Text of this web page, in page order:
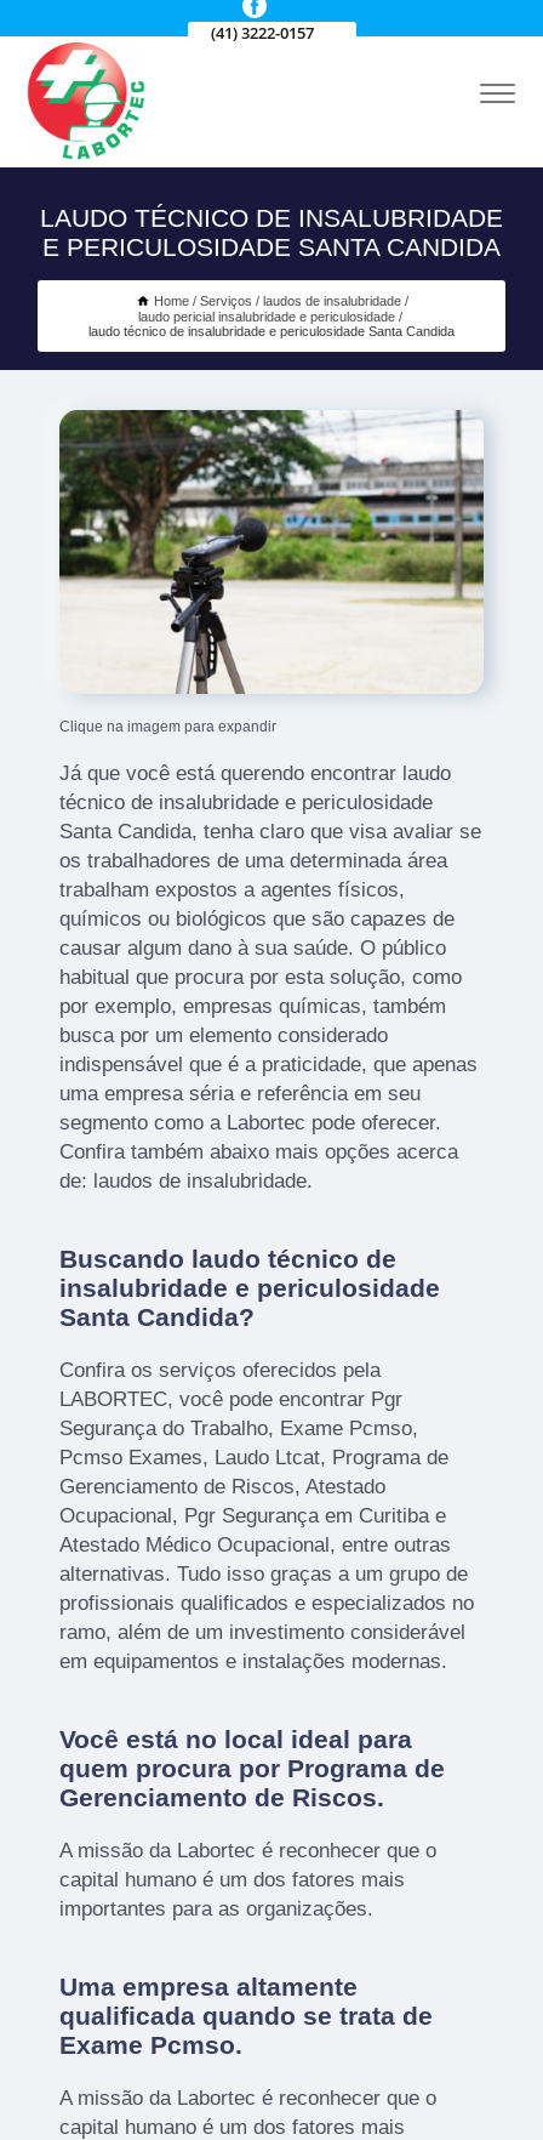
(41) 3222-0157
LAUDO TÉCNICO DE INSALUBRIDADE
E PERICULOSIDADE SANTA CANDIDA
Home Serviços
laudos de insalubridade
laudo pericial insalubridade e periculosidade
laudo técnico de insalubridade e periculosidade Santa Candida
Clique na imagem para expandir
Já que você está querendo encontrar laudo
técnico de insalubridade e periculosidade
Santa Candida, tenha claro que visa avaliar se
os trabalhadores de uma determinada área
trabalham expostos a agentes físicos,
químicos ou biológicos que são capazes de
causar algum dano à sua saúde. O público
habitual que procura por esta solução, como
por exemplo, empresas químicas, também
busca por um elemento considerado
indispensável que é a praticidade, que apenas
uma empresa séria e referência em seu
segmento como a Labortec pode oferecer.
Confira também abaixo mais opções acerca
de: laudos de insalubridade.
Buscando laudo técnico de
insalubridade e periculosidade
Santa Candida?
Confira os serviços oferecidos pela
LABORTEC, você pode encontrar Pgr
Segurança do Trabalho, Exame Pcmso,
Pcmso Exames, Laudo Ltcat, Programa de
Gerenciamento de Riscos, Atestado
Ocupacional, Pgr Segurança em Curitiba e
Atestado Médico Ocupacional, entre outras
alternativas. Tudo isso graças a um grupo de
profissionais qualificados e especializados no
ramo, além de um investimento considerável
em equipamentos e instalações modernas.
Você está no local ideal para
quem procura por Programa de
Gerenciamento de Riscos.
A missão da Labortec é reconhecer que o
capital humano é um dos fatores mais
importantes para as organizações.
Uma empresa altamente
qualificada quando se trata de
Exame Pcmso.
A missão da Labortec é reconhecer que o
capital humano é um dos fatores mais